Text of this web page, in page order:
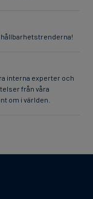
hållbarhetstrenderna!
interna experter och
från våra
om i världen.